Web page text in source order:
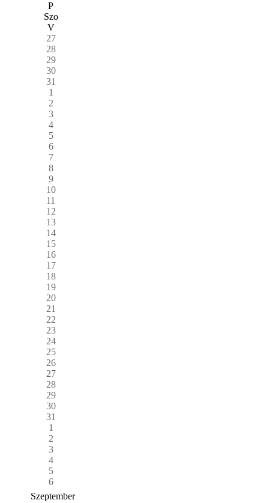
P
Szo
V
27
28
29
30
31
1
2
3
4
5
6
7
8
9
10
11
12
13
14
15
16
17
18
19
20
21
22
23
24
25
26
27
28
29
30
31
1
2
3
4
5
6
Szeptember